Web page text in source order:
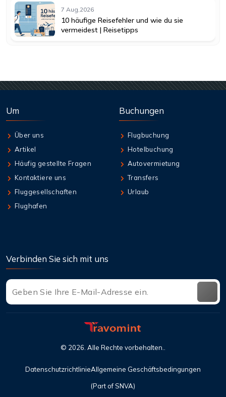
7 Aug,2026
10 häufige Reisefehler und wie du sie
vermeidest | Reisetipps
Um
Über uns
Artikel
Häufig gestellte Fragen
Kontaktiere uns
Fluggesellschaften
Flughafen
Buchungen
Flugbuchung
Hotelbuchung
Autovermietung
Transfers
Urlaub
Verbinden Sie sich mit uns
(Part of SNVA)
© 2026 . Alle Rechte vorbehalten..
DatenschutzrichtlinieAllgemeine Geschäftsbedingungen